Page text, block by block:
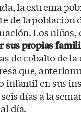
la extrema
de la población
Los niños,
sus propias
de cobalto de
que,
infantil en sus
días a la
día.